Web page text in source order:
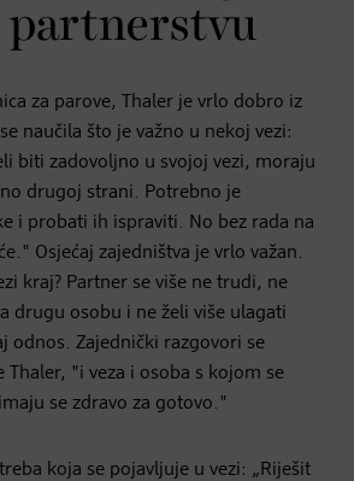
partnerstvu
za parove, Thaler je vrlo dobro iz
naučila što je važno u nekoj vezi:
biti zadovoljno u svojoj vezi, moraju
drugoj strani. Potrebno je
i probati ih ispraviti. No bez rada na
Osjećaj zajedništva je vrlo važan.
kraj? Partner se više ne trudi, ne
drugu osobu i ne želi više ulagati
odnos. Zajednički razgovori se
Thaler, "i veza i osoba s kojom se
se zdravo za gotovo."
koja se pojavljuje u vezi: „Riješit